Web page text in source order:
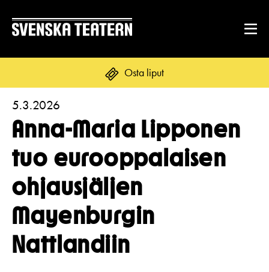
Osta liput
OHJELMISTO & LIPUT
Ohjelmisto
Kalenteri
Asiakaspalvelu
Liput
ENNEN VIERAILUA
Tekstitys
Yleisötyö
RYHMILLE JA YRITYKSILLE
Ryhmät ja teatterilähettiläät
Anna‑Maria Lipponen
tuo eurooppalaisen
ohjausjäljen
Mayenburgin
Nattlandiin
5.3.2026